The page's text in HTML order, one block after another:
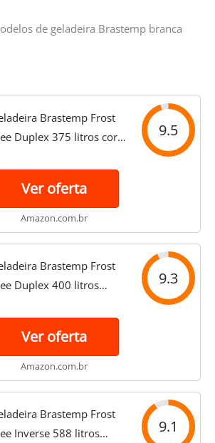
de geladeira Brastemp branca
Brastemp Frost
Duplex 375 litros cor
9.5
Ver oferta
Amazon.com.br
Brastemp Frost
Duplex 400 litros
110V
9.3
Ver oferta
Amazon.com.br
Brastemp Frost
Inverse 588 litros
9.1